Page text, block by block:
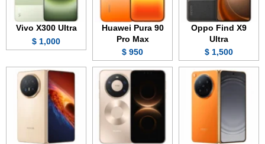
Oppo Find X9
Ultra
1,500 $
Huawei Pura 90
Pro Max
950 $
Vivo X300 Ultra
1,000 $